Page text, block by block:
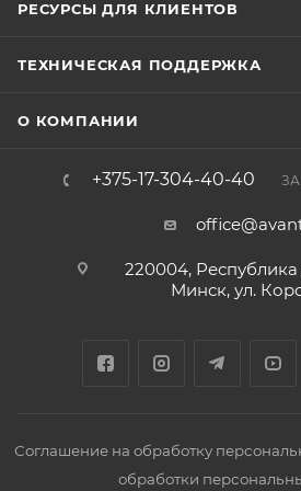
РЕСУРСЫ ДЛЯ КЛИЕНТОВ
ТЕХНИЧЕСКАЯ ПОДДЕРЖКА
О КОМПАНИИ
+375-17-304-40-40
220004, Республика
Минск, ул.
Соглашение на обработку
обработки